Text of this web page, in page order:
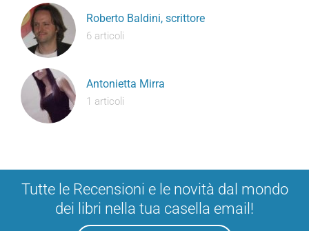
Roberto Baldini, scrittore
6 articoli
Antonietta Mirra
1 articoli
Tutte le Recensioni e le novità dal mondo
dei libri nella tua casella email!